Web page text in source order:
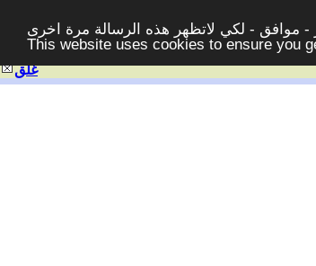
- موافق - لكي لاتظهر هذه الرسالة مرة اخرى -
This website uses cookies to ensure you
غلق